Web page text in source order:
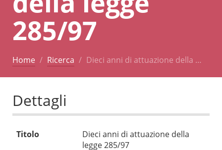
285/97
Home Ricerca Dieci anni di attuazione della …
Dettagli
Titolo
Dieci anni di attuazione della
legge 285/97